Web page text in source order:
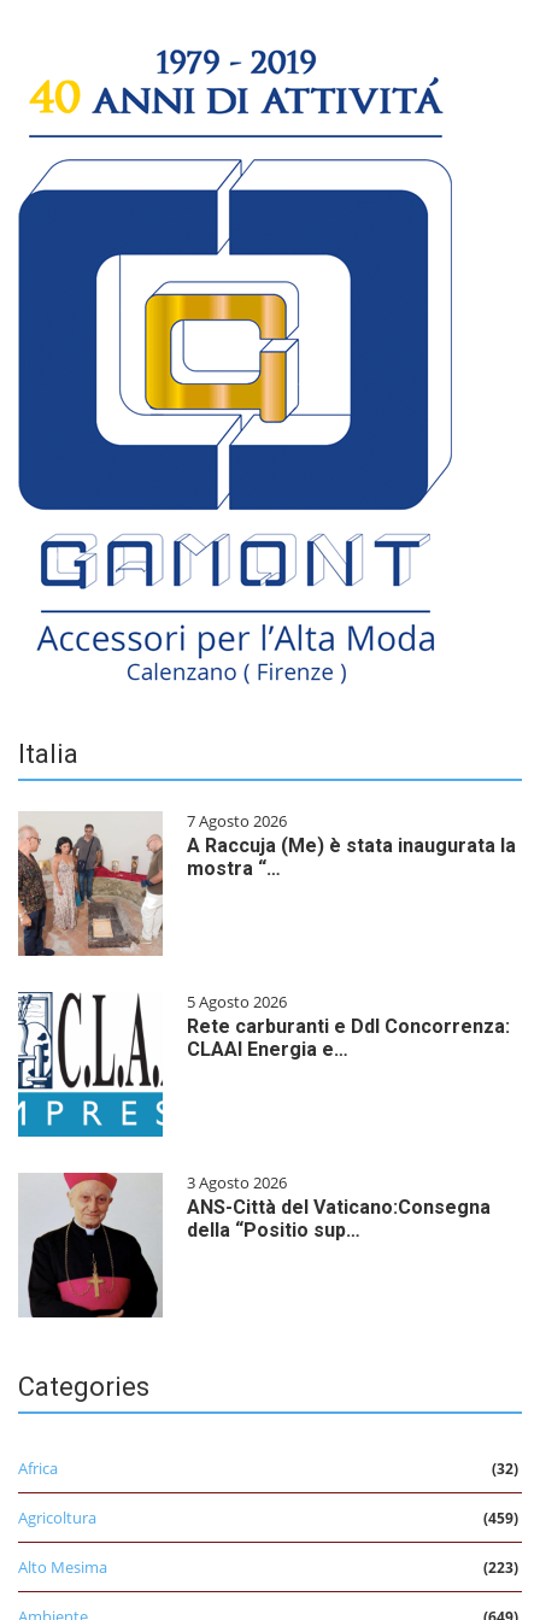
Italia
7 Agosto 2026
A Raccuja (Me) è stata inaugurata la
mostra “…
5 Agosto 2026
Rete carburanti e Ddl Concorrenza:
CLAAI Energia e…
3 Agosto 2026
ANS-Città del Vaticano:Consegna
della “Positio sup…
Categories
Africa (32)
Agricoltura (459)
Alto Mesima (223)